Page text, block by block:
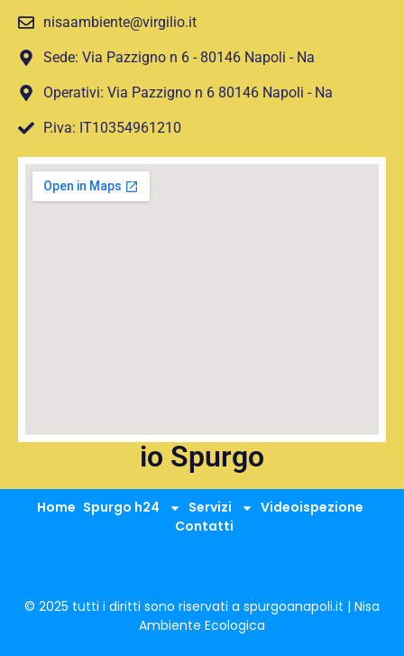
nisaambiente@virgilio.it
Sede: Via Pazzigno n 6 - 80146 Napoli - Na
Operativi: Via Pazzigno n 6 80146 Napoli - Na
P.iva: IT10354961210
io Spurgo
Home Spurgo h24 Servizi
Videoispezione
Contatti
© 2025 tutti i diritti sono riservati a spurgoanapoli.it | Nisa
Ambiente Ecologica